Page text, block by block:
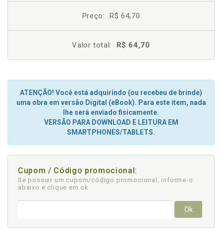
Preço: R$ 64,70
Valor total: R$ 64,70
ATENÇÃO! Você está adquirindo (ou recebeu de brinde)
uma obra em versão Digital (eBook). Para este item, nada
lhe será enviado fisicamente.
VERSÃO PARA DOWNLOAD E LEITURA EM
SMARTPHONES/TABLETS.
Cupom / Código promocional:
Se possuir um cupom/código promocional, informe-o
abaixo e clique em ok
Ok